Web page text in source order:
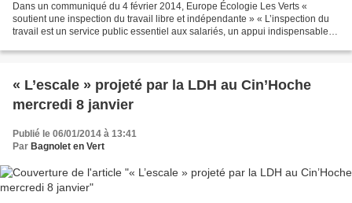
Dans un communiqué du 4 février 2014, Europe Écologie Les Verts «
soutient une inspection du travail libre et indépendante » « L’inspection du
travail est un service public essentiel aux salariés, un appui indispensable à
« L’escale » projeté par la LDH au Cin’Hoche
mercredi 8 janvier
Publié le 06/01/2014 à 13:41
Par Bagnolet en Vert